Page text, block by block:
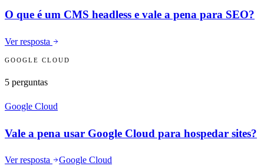
O que é um CMS headless e vale a pena para SEO?
Ver resposta
GOOGLE CLOUD
5 perguntas
Google Cloud
Vale a pena usar Google Cloud para hospedar sites?
Ver resposta Google Cloud